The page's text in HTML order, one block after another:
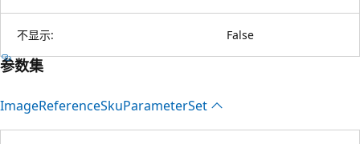
不显示: False
参数集
ImageReferenceSkuParameterSet